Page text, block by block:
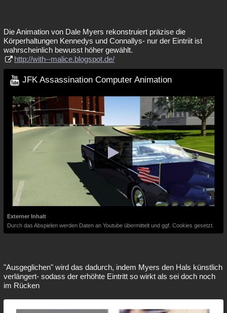
Die Animation von Dale Myers rekonstruiert präzise die
Körperhaltungen Kennedys und Connallys- nur der Eintriit ist
wahrscheinlich bewusst höher gewählt.
http://with--malice.blogspot.de/
JFK Assassination Computer Animation
Externer Inhalt
Durch das Abspielen werden Daten an Youtube übermittelt und ggf. Cookies gesetzt.
"Ausgeglichen" wird das dadurch, indem Myers den Hals künstlich
verlängert- sodass der erhöhte Eintritt so wirkt als sei doch noch
im Rücken